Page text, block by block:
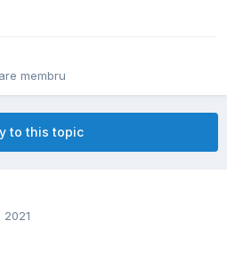
membru
to this topic